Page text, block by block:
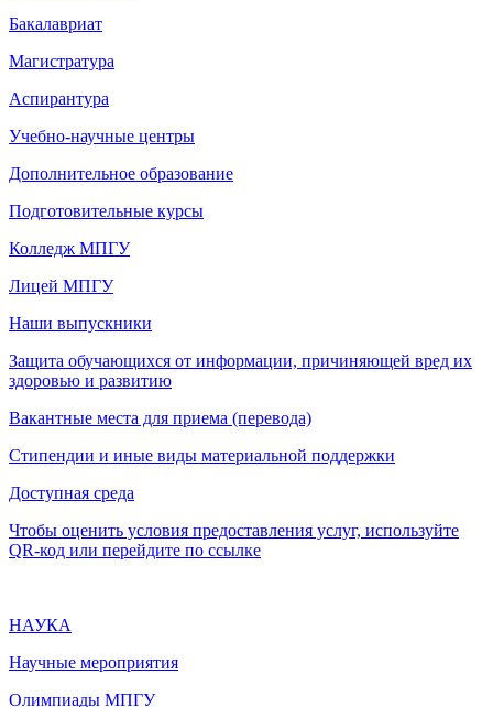
Бакалавриат
Магистратура
Аспирантура
Учебно-научные центры
Дополнительное образование
Подготовительные курсы
Колледж МПГУ
Лицей МПГУ
Наши выпускники
Защита обучающихся от информации, причиняющей вред их
здоровью и развитию
Вакантные места для приема (перевода)
Стипендии и иные виды материальной поддержки
Доступная среда
Чтобы оценить условия предоставления услуг, используйте
QR-код или перейдите по ссылке
НАУКА
Научные мероприятия
Олимпиады МПГУ